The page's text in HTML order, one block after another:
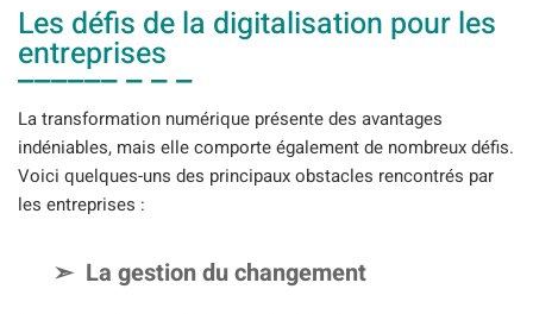
Les défis de la digitalisation pour les
entreprises
La transformation numérique présente des avantages
indéniables, mais elle comporte également de nombreux défis.
Voici quelques-uns des principaux obstacles rencontrés par
les entreprises :
La gestion du changement